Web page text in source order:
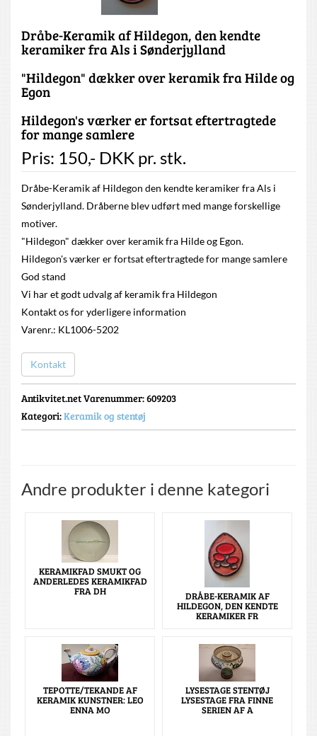
Dråbe-Keramik af Hildegon, den kendte
keramiker fra Als i Sønderjylland
"Hildegon" dækker over keramik fra Hilde og
Egon
Hildegon's værker er fortsat eftertragtede
for mange samlere
Pris: 150,- DKK pr. stk.
Dråbe-Keramik af Hildegon den kendte keramiker fra Als i
Sønderjylland. Dråberne blev udført med mange forskellige
motiver.
"Hildegon" dækker over keramik fra Hilde og Egon.
Hildegon's værker er fortsat eftertragtede for mange samlere
God stand
Vi har et godt udvalg af keramik fra Hildegon
Kontakt os for yderligere information
Varenr.: KL1006-5202
Kontakt
Antikvitet.net Varenummer: 609203
Kategori:Keramik og stentøj
Andre produkter i denne kategori
KERAMIKFAD SMUKT OG
ANDERLEDES KERAMIKFAD
FRA DH DRÅBE-KERAMIK AF
HILDEGON, DEN KENDTE
KERAMIKER FR
TEPOTTE/TEKANDE AF
KERAMIK KUNSTNER: LEO
ENNA MO
LYSESTAGE STENTØJ
LYSESTAGE FRA FINNE
SERIEN AF A